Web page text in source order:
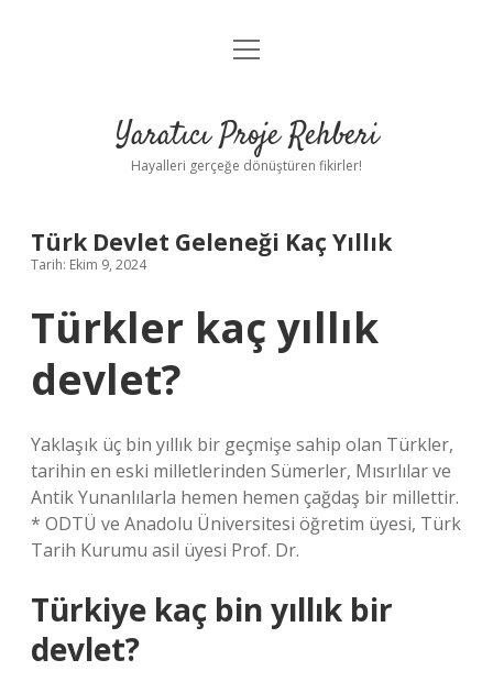
Anasayfa
Yasal Uyarı
menüyü
Yaratıcı Proje Rehberi
Hayalleri gerçeğe dönüştüren fikirler!
Türk Devlet Geleneği Kaç Yıllık
Tarih: Ekim 9, 2024
Türkler kaç yıllık
devlet?
Yaklaşık üç bin yıllık bir geçmişe sahip olan Türkler,
tarihin en eski milletlerinden Sümerler, Mısırlılar ve
Antik Yunanlılarla hemen hemen çağdaş bir millettir.
* ODTÜ ve Anadolu Üniversitesi öğretim üyesi, Türk
Tarih Kurumu asil üyesi Prof. Dr.
Türkiye kaç bin yıllık bir
devlet?